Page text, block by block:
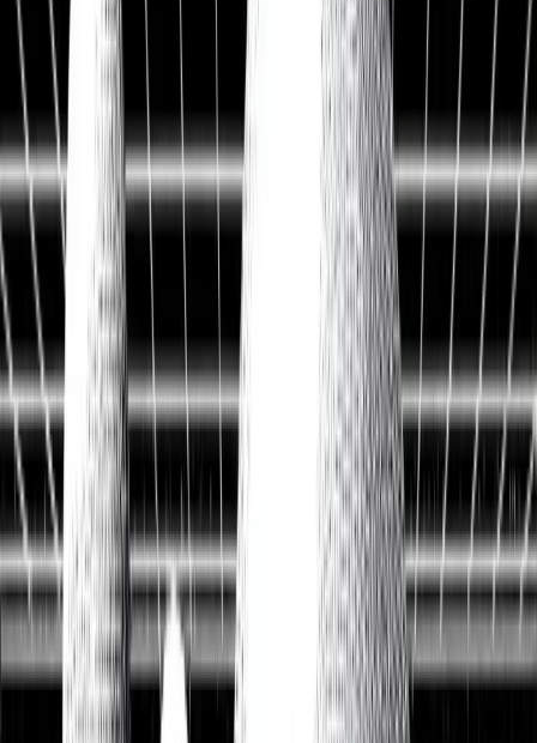
50 J.
Historische Daten
<10ms
API-Latenz
Kostenlos Aktien analysieren
Data API entdecken
Watchlist
Portfolios
1:1 BegleitungÜber uns
Einloggen
Kostenlos testen